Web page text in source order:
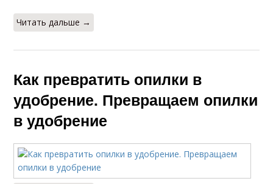
Читать дальше →
Как превратить опилки в
удобрение. Превращаем опилки
в удобрение